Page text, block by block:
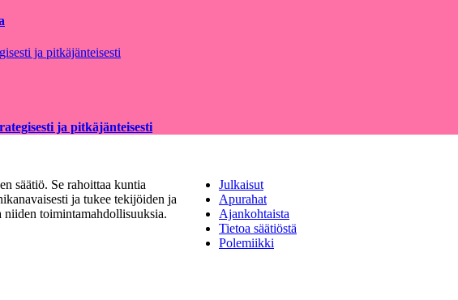
ja pitkäjänteisesti
säätiö. Se rahoittaa kuntia
ja tukee tekijöiden ja
niiden toimintamahdollisuuksia.
Julkaisut
Apurahat
Ajankohtaista
Tietoa säätiöstä
Polemiikki